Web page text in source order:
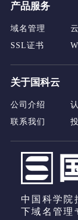
产品服务
域名管理
SSL证书
关于国科云
公司介绍
联系我们
中国科学院
下域名管理